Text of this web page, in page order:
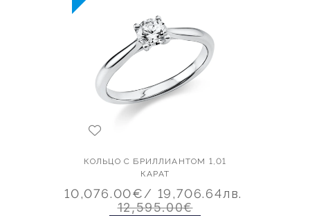
КОЛЬЦО С БРИЛЛИАНТОМ 1,01
КАРАТ
10,076.00€/ 19,706.64лв.
12,595.00€